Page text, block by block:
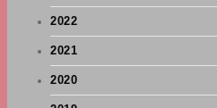
2022
2021
2020